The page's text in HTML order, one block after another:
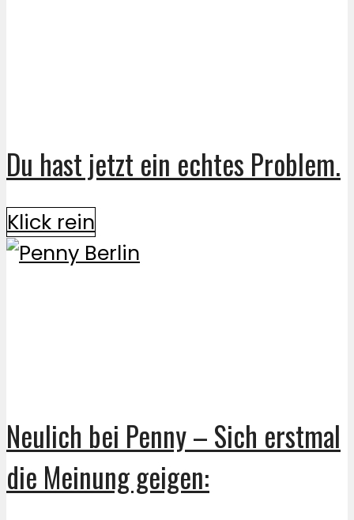
Du hast jetzt ein echtes Problem.
Klick rein
Neulich bei Penny – Sich erstmal
die Meinung geigen: